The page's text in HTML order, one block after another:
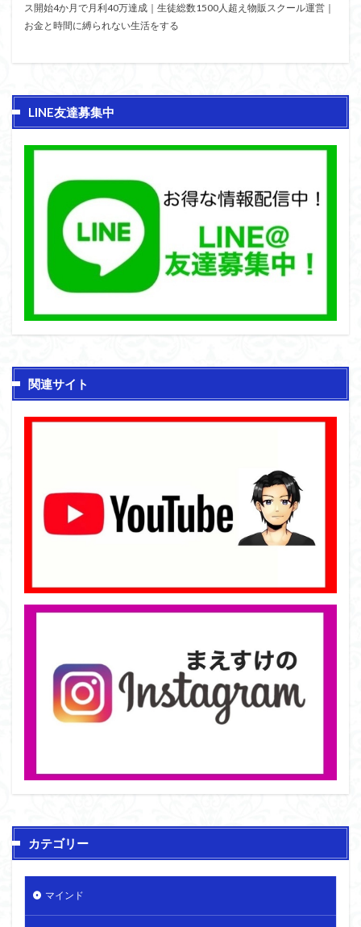
ス開始4か月で月利40万達成｜生徒総数1500人超え物販スクール運営｜
お金と時間に縛られない生活をする
LINE友達募集中
関連サイト
カテゴリー
マインド